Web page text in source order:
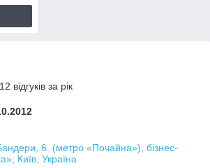
відгуків за рік
6. (метро «Почайна»), бізнес-
Київ, Україна